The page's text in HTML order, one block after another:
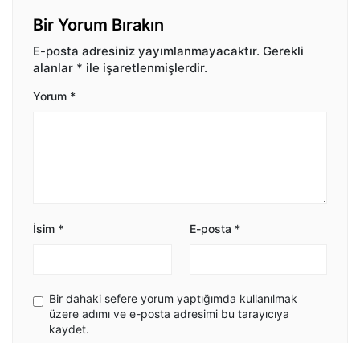
Bir Yorum Bırakın
E-posta adresiniz yayımlanmayacaktır. Gerekli
alanlar * ile işaretlenmişlerdir.
Yorum *
İsim * E-posta *
Bir dahaki sefere yorum yaptığımda kullanılmak
üzere adımı ve e-posta adresimi bu tarayıcıya
kaydet.